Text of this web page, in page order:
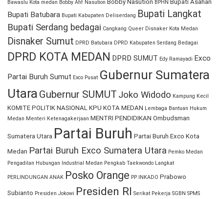
Bawaslu Kota medan Bobby Afif Nasution Bobby Nasution BPHN Bupati Asahan
Bupati Batubara Bupati Kabupaten Deliserdang Bupati Langkat
Bupati Serdang bedagai Cangkang Queer Disnaker Kota Medan
Disnaker Sumut DPRD Batubara DPRD Kabupaten Serdang Bedagai
DPRD KOTA MEDAN DPRD SUMUT Edy Ramayadi Exco
Partai Buruh Sumut Exco Pusat Gubernur Sumatera
Utara Gubernur SUMUT Joko Widodo Kampung Kecil
KOMITE POLITIK NASIONAL KPU KOTA MEDAN Lembaga Bantuan Hukum
Medan Menteri Ketenagakerjaan MENTRI PENDIDIKAN Ombudsman
Sumatera Utara Partai Buruh Partai Buruh Exco Kota
Medan Partai Buruh Exco Sumatera Utara Pemko Medan
Pengadilan Hubungan Industrial Medan Pengkab Taekwondo Langkat
PERLINDUNGAN ANAK Posko Orange PP INKADO Prabowo
Subianto Presiden Jokowi Presiden RI Serikat Pekerja SGBN SPMS